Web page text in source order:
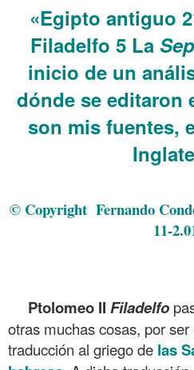
«Egipto antiguo
Filadelfo 5 La
inicio de un
dónde se editaron
son mis fuentes,
© Copyright Fernando
11-
Ptolomeo II Filadelfo
otras muchas cosas, por
traducción al griego de las